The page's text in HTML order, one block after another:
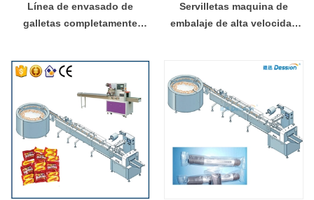
Línea de envasado de
galletas completamente
alimentación de pasteles,
galletas, rollos de huevo,
oblea
Servilletas maquina de
embalaje de alta velocidad